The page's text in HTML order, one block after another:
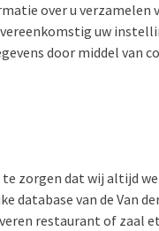
over u verzamelen
uw
door middel van
zorgen dat wij altijd
database van de Van
restaurant of zaal